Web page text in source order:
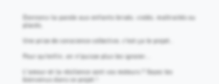
Donnons-la parole aux enfants brisés, violés, maltraités ou
placés,
Une prise de conscience collective, c'est ça le projet…
Pour qu'enfin, on n'puisse plus les ignorer….
L'amour et la résilience sont vos moteurs ? Soyez les
bienvenus dans ce projet !